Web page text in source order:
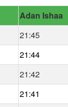
Adan Ishaa
21:45
21:44
21:42
21:41